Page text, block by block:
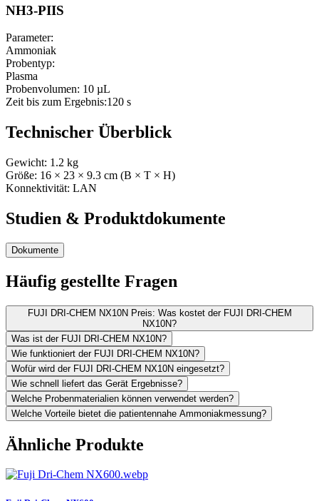
NH3-PIIS
Parameter:
Ammoniak
Probentyp:
Plasma
Probenvolumen: 10 µL
Zeit bis zum Ergebnis:120 s
Technischer Überblick
Gewicht: 1.2 kg
Größe: 16 × 23 × 9.3 cm (B × T × H)
Konnektivität: LAN
Studien & Produktdokumente
Dokumente
Häufig gestellte Fragen
FUJI DRI-CHEM NX10N Preis: Was kostet der FUJI DRI-CHEM
NX10N?
Was ist der FUJI DRI-CHEM NX10N?
Wie funktioniert der FUJI DRI-CHEM NX10N?
Wofür wird der FUJI DRI-CHEM NX10N eingesetzt?
Wie schnell liefert das Gerät Ergebnisse?
Welche Probenmaterialien können verwendet werden?
Welche Vorteile bietet die patientennahe Ammoniakmessung?
Ähnliche Produkte